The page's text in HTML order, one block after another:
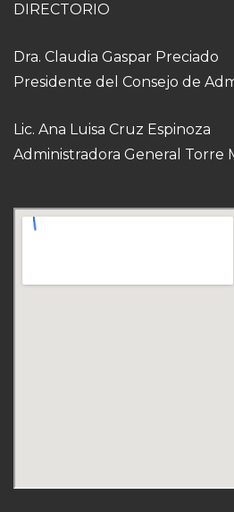
DIRECTORIO
Dra. Claudia Gaspar Preciado
Presidente del Consejo de
Lic. Ana Luisa Cruz Espinoza
Administradora General Torre